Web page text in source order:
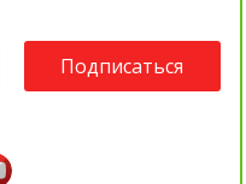
Подписаться